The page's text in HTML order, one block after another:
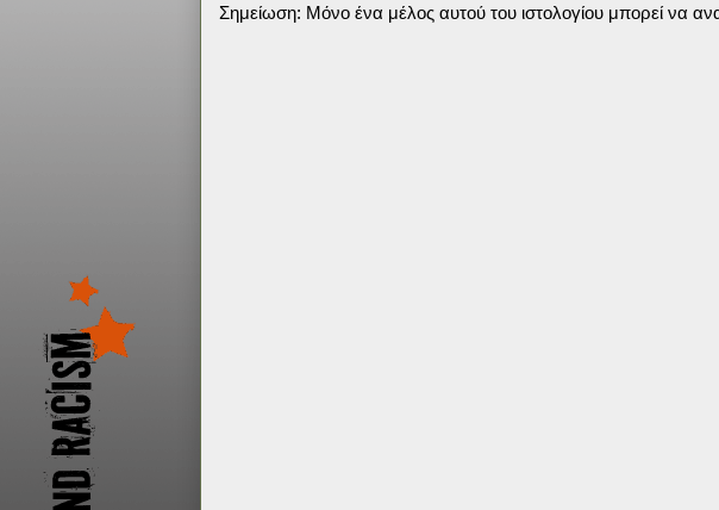
Σημείωση: Μόνο ένα μέλος αυτού του ιστολογίου μπορεί να